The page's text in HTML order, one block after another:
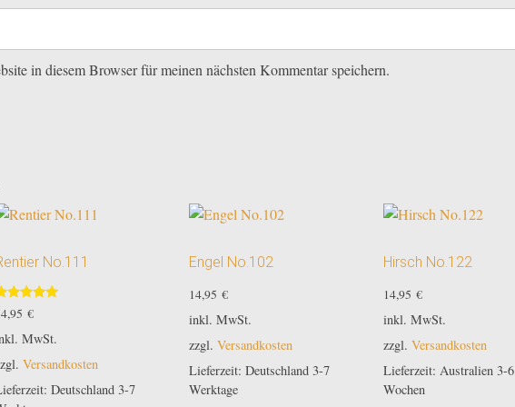
in diesem Browser für meinen nächsten Kommentar speichern.
No.111
5
€
MwSt.
Versandkosten
Deutschland 3-7
Engel No.102
14,95€
inkl. MwSt.
zzgl.Versandkosten
Lieferzeit:Deutschland 3-7
Werktage
Hirsch No.122
14,95€
inkl. MwSt.
zzgl.Versandkosten
Lieferzeit:Australien 3-6
Wochen